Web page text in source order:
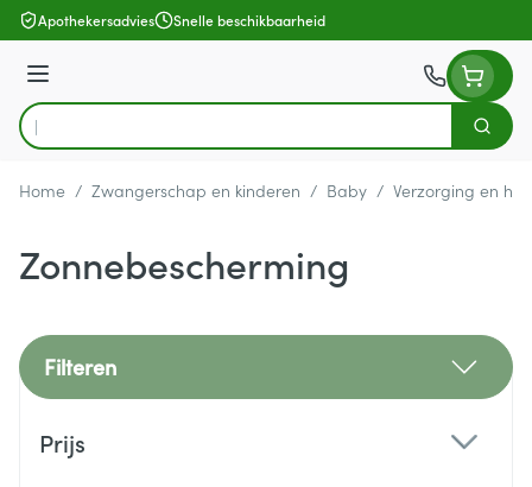
Ga naar de inhoud
Apothekersadvies Snelle beschikbaarheid
Menu
Product, merk, categorie...
Zoek
Home / Zwangerschap en kinderen / Baby / Verzorging en
Zonnebescherming
Filteren
Prijs